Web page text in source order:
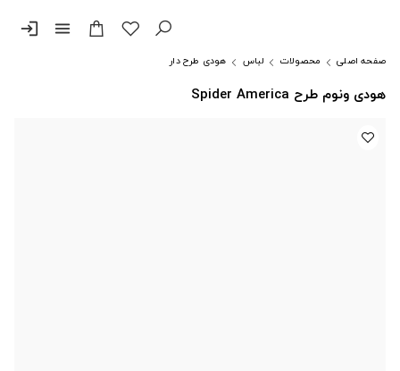
menu
login
صفحه اصلی محصولات لباس هودی طرح دار
هودی ونوم طرح Spider America